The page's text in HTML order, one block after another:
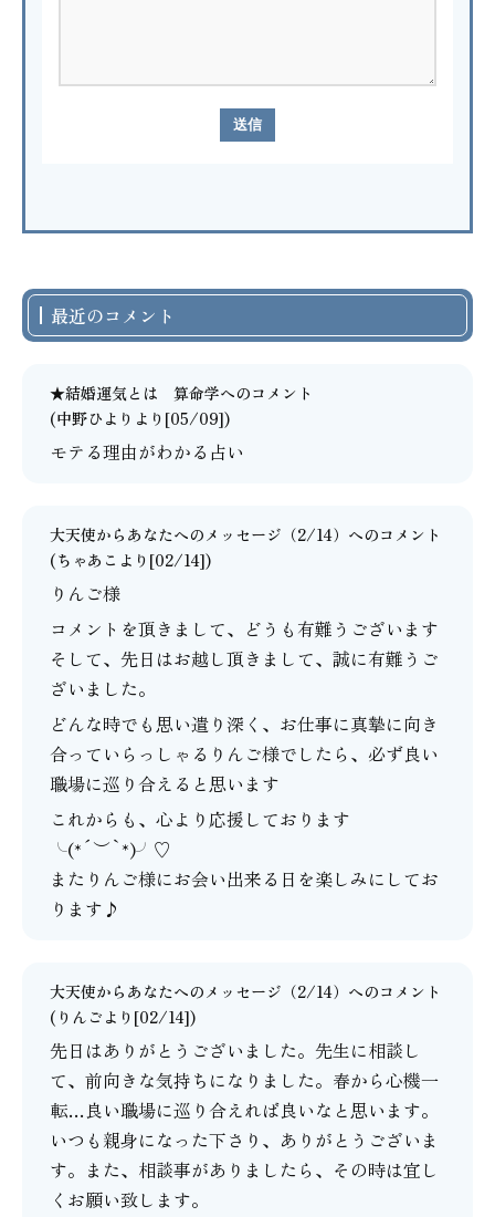
最近のコメント
★結婚運気とは 算命学へのコメント
(中野ひよりより[05/09])
モテる理由がわかる占い
大天使からあなたへのメッセージ（2/14） へのコメント
(ちゃあこ より[02/14])
りんご様
コメントを頂きまして、どうも有難うございます
そして、先日はお越し頂きまして、誠に有難うご
ざいました。
どんな時でも思い遣り深く、お仕事に真摯に向き
合っていらっしゃるりんご様でしたら、必ず良い
職場に巡り合えると思います
これからも、心より応援しております
╰(*´︶`*)╯♡
またりんご様にお会い出来る日を楽しみにしてお
ります♪
大天使からあなたへのメッセージ（2/14） へのコメント
(りんごより[02/14])
先日はありがとうございました。先生に相談し
て、前向きな気持ちになりました。春から心機一
転…良い職場に巡り合えれば良いなと思います。
いつも親身になった下さり、ありがとうございま
す。また、相談事がありましたら、その時は宜し
くお願い致します。